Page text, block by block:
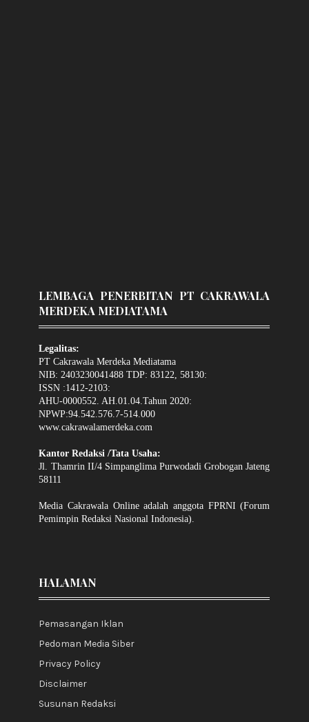
LEMBAGA PENERBITAN PT CAKRAWALA
MERDEKA MEDIATAMA
Legalitas:
PT Cakrawala Merdeka Mediatama
NIB: 2403230041488 TDP: 83122, 58130:
ISSN :1412-2103:
AHU-0000552. AH.01.04.Tahun 2020:
NPWP:94.542.576.7-514.000
www.cakrawalamerdeka.com
Kantor Redaksi /Tata Usaha:
Jl. Thamrin II/4 Simpanglima Purwodadi Grobogan Jateng
58111
Media Cakrawala Online adalah anggota FPRNI (Forum
Pemimpin Redaksi Nasional Indonesia).
HALAMAN
Pemasangan Iklan
Pedoman Media Siber
Privacy Policy
Disclaimer
Susunan Redaksi